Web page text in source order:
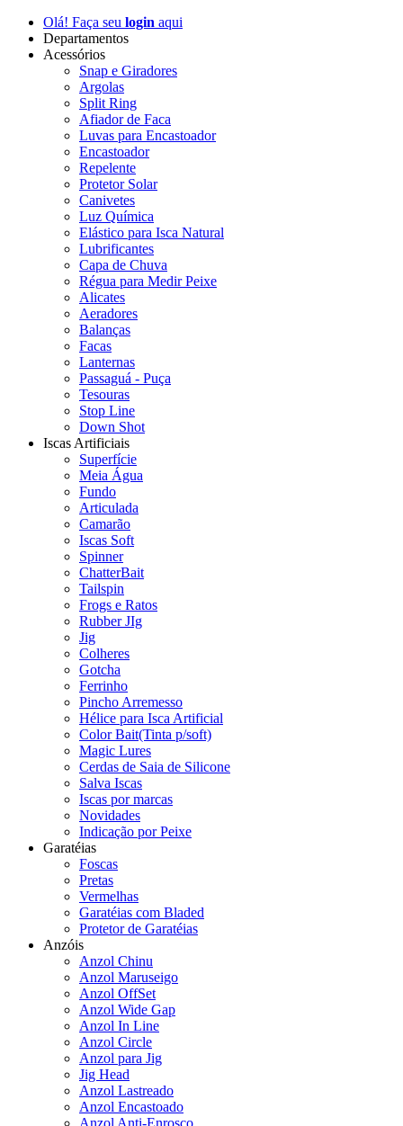
Olá! Faça seu login aqui
Departamentos
Acessórios
Snap e Giradores
Argolas
Split Ring
Afiador de Faca
Luvas para Encastoador
Encastoador
Repelente
Protetor Solar
Canivetes
Luz Química
Elástico para Isca Natural
Lubrificantes
Capa de Chuva
Régua para Medir Peixe
Alicates
Aeradores
Balanças
Facas
Lanternas
Passaguá - Puça
Tesouras
Stop Line
Down Shot
Iscas Artificiais
Superfície
Meia Água
Fundo
Articulada
Camarão
Iscas Soft
Spinner
ChatterBait
Tailspin
Frogs e Ratos
Rubber JIg
Jig
Colheres
Gotcha
Ferrinho
Pincho Arremesso
Hélice para Isca Artificial
Color Bait(Tinta p/soft)
Magic Lures
Cerdas de Saia de Silicone
Salva Iscas
Iscas por marcas
Novidades
Indicação por Peixe
Garatéias
Foscas
Pretas
Vermelhas
Garatéias com Bladed
Protetor de Garatéias
Anzóis
Anzol Chinu
Anzol Maruseigo
Anzol OffSet
Anzol Wide Gap
Anzol In Line
Anzol Circle
Anzol para Jig
Jig Head
Anzol Lastreado
Anzol Encastoado
Anzol Anti-Enrosco